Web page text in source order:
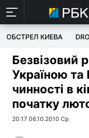
ОБСТРЕЛ КИЕВА
Безвізовий
Україною та
чинності в
початку
20:17 06.10.2010 Ср